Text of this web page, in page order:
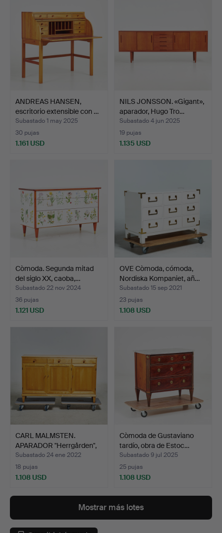
ANDREAS HANSEN,
escritorio extensible con …
Subastado 1 may 2025
30 pujas
1.161 USD
NILS JONSSON. «Gigant»,
aparador, Hugo Tro…
Subastado 4 jun 2025
19 pujas
1.135 USD
Còmoda. Segunda mitad
del siglo XX, caoba,…
Subastado 22 nov 2024
36 pujas
1.121 USD
OVE Còmoda, cómoda,
Nordiska Kompaniet, añ…
Subastado 15 sep 2021
23 pujas
1.108 USD
CARL MALMSTEN.
APARADOR "Herrgården",
para…
Subastado 24 ene 2022
18 pujas
1.108 USD
Còmoda de Gustaviano
tardío, obra de Estoc…
Subastado 9 jul 2025
25 pujas
1.108 USD
Mostrar más lotes